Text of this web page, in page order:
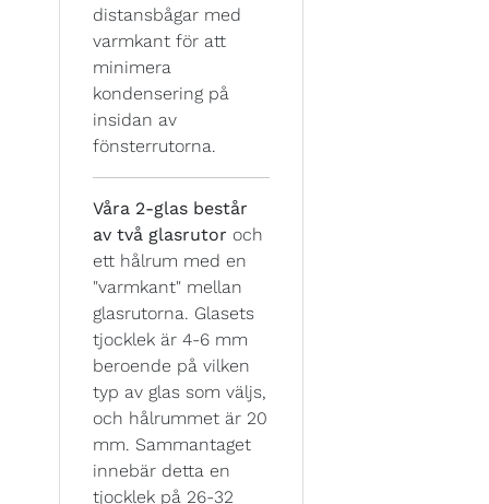
distansbågar med
varmkant för att
minimera
kondensering på
insidan av
fönsterrutorna.
Våra 2-glas består
av två glasrutor och
ett hålrum med en
"varmkant" mellan
glasrutorna. Glasets
tjocklek är 4-6 mm
beroende på vilken
typ av glas som väljs,
och hålrummet är 20
mm. Sammantaget
innebär detta en
tjocklek på 26-32